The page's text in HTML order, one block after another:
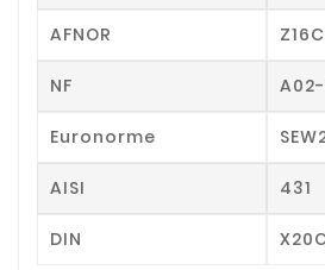
AFNOR
NF
Euronorme
AISI 431
DIN